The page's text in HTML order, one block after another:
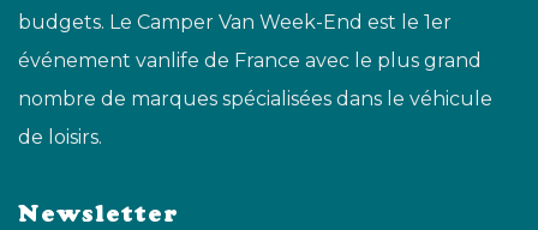
budgets. Le Camper Van Week-End est le 1er
événement vanlife de France avec le plus grand
nombre de marques spécialisées dans le véhicule
de loisirs.
Newsletter